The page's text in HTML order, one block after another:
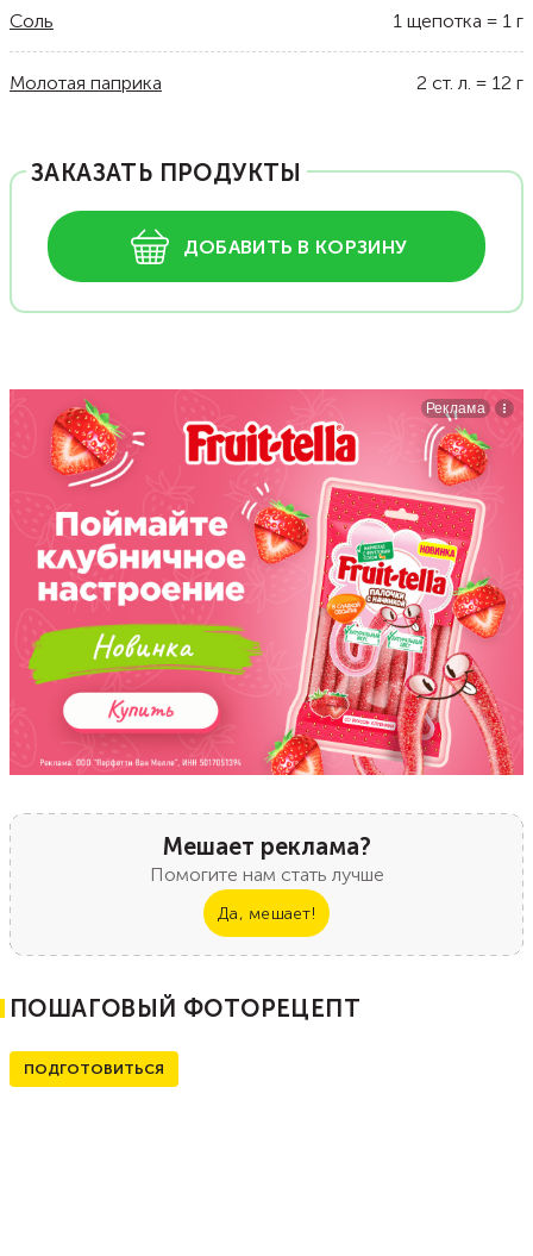
Соль 1 щепотка = 1 г
Молотая паприка 2 ст. л. = 12 г
ЗАКАЗАТЬ ПРОДУКТЫ
ДОБАВИТЬ В КОРЗИНУ
Мешает реклама?
Помогите нам стать лучше
Да, мешает!
ПОШАГОВЫЙ ФОТОРЕЦЕПТ
ПОДГОТОВИТЬСЯ